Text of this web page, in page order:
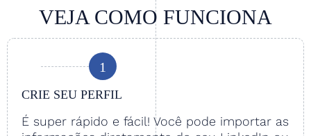
VEJA COMO FUNCIONA
1
CRIE SEU PERFIL
É super rápido e fácil! Você pode importar as